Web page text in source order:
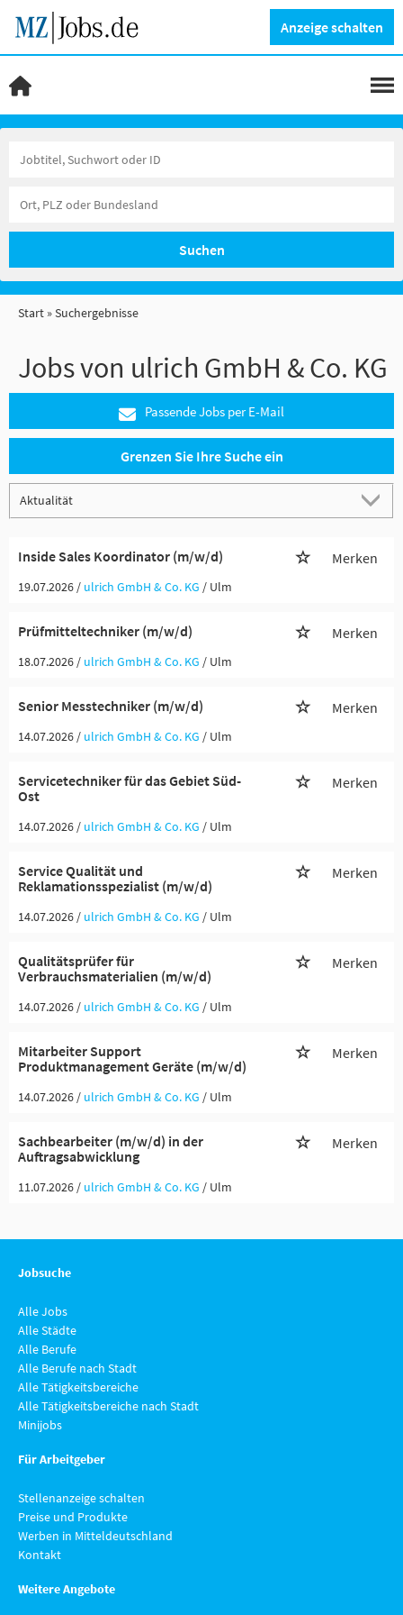
Anzeige schalten
Suchen
Start Suchergebnisse
Jobs von ulrich GmbH & Co. KG
Passende Jobs per E-Mail
Grenzen Sie Ihre Suche ein
Inside Sales Koordinator (m/w/d) Merken
19.07.2026 / ulrich GmbH & Co. KG / Ulm
Prüfmitteltechniker (m/w/d) Merken
18.07.2026 / ulrich GmbH & Co. KG / Ulm
Senior Messtechniker (m/w/d) Merken
14.07.2026 / ulrich GmbH & Co. KG / Ulm
Servicetechniker für das Gebiet Süd-
Ost
Merken
14.07.2026 / ulrich GmbH & Co. KG / Ulm
Service Qualität und
Reklamationsspezialist (m/w/d)
Merken
14.07.2026 / ulrich GmbH & Co. KG / Ulm
Qualitätsprüfer für
Verbrauchsmaterialien (m/w/d)
Merken
14.07.2026 / ulrich GmbH & Co. KG / Ulm
Mitarbeiter Support
Produktmanagement Geräte (m/w/d)
Merken
14.07.2026 / ulrich GmbH & Co. KG / Ulm
Sachbearbeiter (m/w/d) in der
Auftragsabwicklung
Merken
11.07.2026 / ulrich GmbH & Co. KG / Ulm
Jobsuche
Alle Jobs
Alle Städte
Alle Berufe
Alle Berufe nach Stadt
Alle Tätigkeitsbereiche
Alle Tätigkeitsbereiche nach Stadt
Minijobs
Für Arbeitgeber
Stellenanzeige schalten
Preise und Produkte
Werben in Mitteldeutschland
Kontakt
Weitere Angebote